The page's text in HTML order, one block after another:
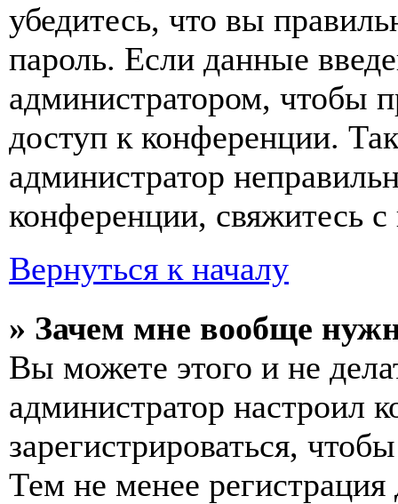
убедитесь, что вы
пароль. Если данные
администратором, чтобы
доступ к конференции.
администратор
конференции, свяжитесь
Вернуться к началу
» Зачем мне вообще
Вы можете этого и не
администратор
зарегистрироваться,
Тем не менее